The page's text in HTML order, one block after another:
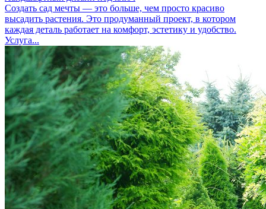
Создать сад мечты — это больше, чем просто красиво
высадить растения. Это продуманный проект, в котором
каждая деталь работает на комфорт, эстетику и удобство.
Услуга...